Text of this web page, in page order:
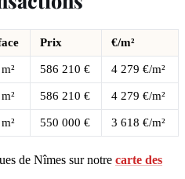
Prix €/m²
586 210 € 4 279 €/m²
586 210 € 4 279 €/m²
550 000 € 3 618 €/m²
de Nîmes sur notre carte des